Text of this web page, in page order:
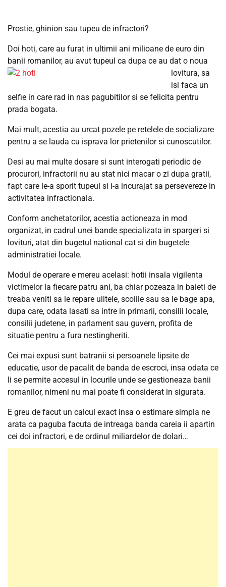
Prostie, ghinion sau tupeu de infractori?
Doi hoti, care au furat in ultimii ani milioane de euro din
banii romanilor, au avut tupeul ca dupa ce au dat o noua
lovitura, sa
isi faca un
selfie in care rad in nas pagubitilor si se felicita pentru
prada bogata.
Mai mult, acestia au urcat pozele pe retelele de socializare
pentru a se lauda cu isprava lor prietenilor si cunoscutilor.
Desi au mai multe dosare si sunt interogati periodic de
procurori, infractorii nu au stat nici macar o zi dupa gratii,
fapt care le-a sporit tupeul si i-a incurajat sa persevereze in
activitatea infractionala.
Conform anchetatorilor, acestia actioneaza in mod
organizat, in cadrul unei bande specializata in spargeri si
lovituri, atat din bugetul national cat si din bugetele
administratiei locale.
Modul de operare e mereu acelasi: hotii insala vigilenta
victimelor la fiecare patru ani, ba chiar pozeaza in baieti de
treaba veniti sa le repare ulitele, scolile sau sa le bage apa,
dupa care, odata lasati sa intre in primarii, consilii locale,
consilii judetene, in parlament sau guvern, profita de
situatie pentru a fura nestingheriti.
Cei mai expusi sunt batranii si persoanele lipsite de
educatie, usor de pacalit de banda de escroci, insa odata ce
li se permite accesul in locurile unde se gestioneaza banii
romanilor, nimeni nu mai poate fi considerat in sigurata.
E greu de facut un calcul exact insa o estimare simpla ne
arata ca paguba facuta de intreaga banda careia ii apartin
cei doi infractori, e de ordinul miliardelor de dolari…